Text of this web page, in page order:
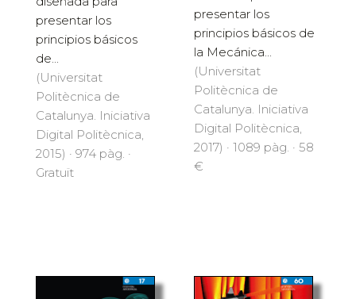
presentar los
principios básicos
de...
(Universitat
Politècnica de
Catalunya. Iniciativa
Digital Politècnica,
2015) · 974 pàg. ·
Gratuït
presentar los
principios básicos de
la Mecánica...
(Universitat
Politècnica de
Catalunya. Iniciativa
Digital Politècnica,
2017) · 1089 pàg. · 58
€